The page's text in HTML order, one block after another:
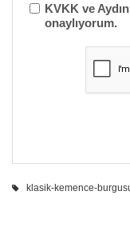
KVKK ve
onaylıyorum.
klasik-kemence-